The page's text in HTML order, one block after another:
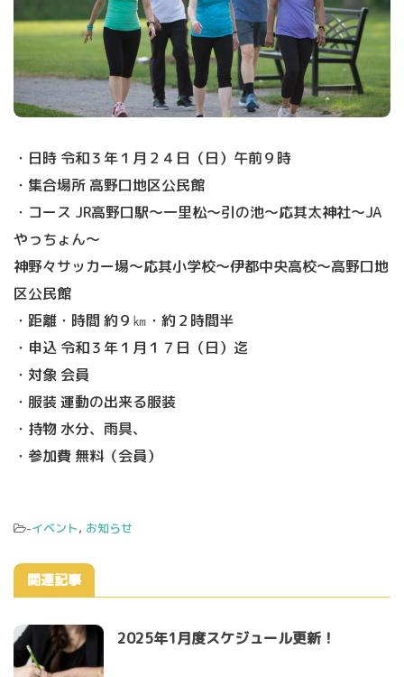
・日時 令和３年１月２４日（日）午前９時
・集合場所 高野口地区公民館
・コース JR高野口駅～一里松～引の池～応其太神社～JA
やっちょん～
神野々サッカー場～応其小学校～伊都中央高校～高野口地
区公民館
・距離・時間 約９㎞・約２時間半
・申込 令和３年１月１７日（日）迄
・対象 会員
・服装 運動の出来る服装
・持物 水分、雨具、
・参加費 無料（会員）
-イベント, お知らせ
関連記事
2025年1月度スケジュール更新！